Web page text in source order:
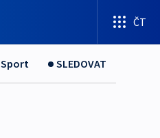
ČT
Sport SLEDOVAT